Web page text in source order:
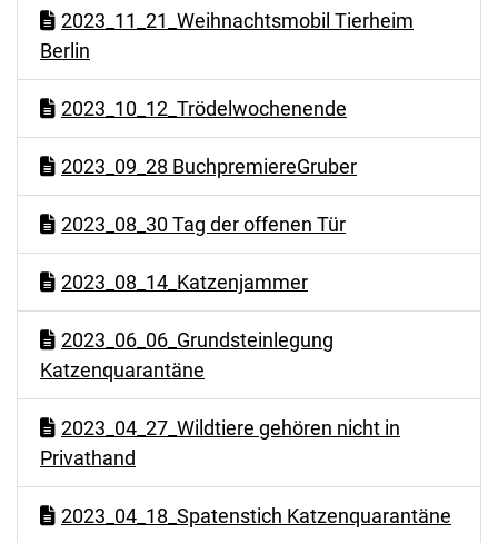
2023_11_21_Weihnachtsmobil Tierheim
Berlin
2023_10_12_Trödelwochenende
2023_09_28 BuchpremiereGruber
2023_08_30 Tag der offenen Tür
2023_08_14_Katzenjammer
2023_06_06_Grundsteinlegung
Katzenquarantäne
2023_04_27_Wildtiere gehören nicht in
Privathand
2023_04_18_Spatenstich Katzenquarantäne